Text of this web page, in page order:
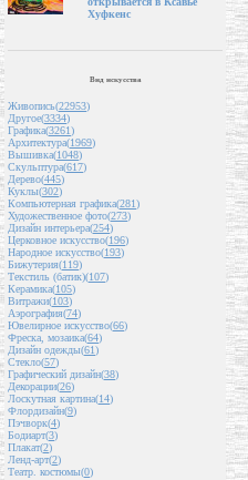
Хуфкенс
Вид искусства
Живопись(22953)
Другое(3334)
Графика(3261)
Архитектура(1969)
Вышивка(1048)
Скульптура(617)
Дерево(445)
Куклы(302)
Компьютерная графика(281)
Художественное фото(273)
Дизайн интерьера(254)
Церковное искусство(196)
Народное искусство(193)
Бижутерия(119)
Текстиль (батик)(107)
Керамика(105)
Витражи(103)
Аэрография(74)
Ювелирное искусство(66)
Фреска, мозаика(64)
Дизайн одежды(61)
Стекло(57)
Графический дизайн(38)
Декорации(26)
Лоскутная картина(14)
Флордизайн(9)
Пэчворк(4)
Бодиарт(3)
Плакат(2)
Ленд-арт(2)
Театр. костюмы(0)